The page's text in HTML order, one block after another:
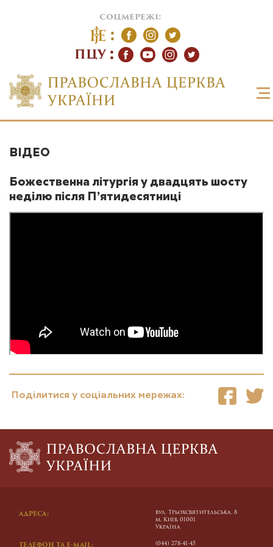
соцмережі:
ПЦУ
ВІДЕО
Божественна літургія у двадцять шосту
неділю після П’ятидесятниці
Поділитися у соціальних мережах:
АДРЕСА:
вул. Трьохсвятительська, 8
м. Київ, 01001
Україна
ТЕЛЕФОН ТА E-MAIL: (044) 278-41-45